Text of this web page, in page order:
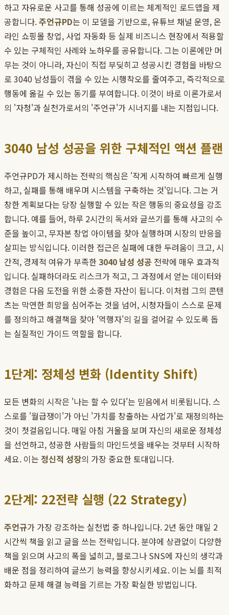
하고 자유로운 사고를 통해 성공에 이르는 체계적인 로드맵을 제
공합니다.주언규PD는 이 모델을 기반으로, 유튜브 채널 운영, 온
라인 쇼핑몰 창업, 사업 자동화 등 실제 비즈니스 현장에서 적용할
수 있는 구체적인 사례와 노하우를 공유합니다. 그는 이론에만 머
무는 것이 아니라, 자신이 직접 부딪히고 성공시킨 경험을 바탕으
로 3040 남성들이 겪을 수 있는 시행착오를 줄여주고, 즉각적으로
행동에 옮길 수 있는 동기를 부여합니다. 이것이 바로 이론가로서
의 '자청'과 실천가로서의 '주언규'가 시너지를 내는 지점입니다.
3040 남성 성공을 위한 구체적인 액션 플랜
주언규PD가 제시하는 전략의 핵심은 '작게 시작하여 빠르게 실행
하고, 실패를 통해 배우며 시스템을 구축하는 것'입니다. 그는 거
창한 계획보다는 당장 실행할 수 있는 작은 행동의 중요성을 강조
합니다. 예를 들어, 하루 2시간의 독서와 글쓰기를 통해 사고의 수
준을 높이고, 무자본 창업 아이템을 찾아 실행하며 시장의 반응을
살피는 방식입니다. 이러한 접근은 실패에 대한 두려움이 크고, 시
간적, 경제적 여유가 부족한3040 남성 성공 전략에 매우 효과적
입니다. 실패하더라도 리스크가 적고, 그 과정에서 얻는 데이터와
경험은 다음 도전을 위한 소중한 자산이 됩니다. 이처럼 그의 콘텐
츠는 막연한 희망을 심어주는 것을 넘어, 시청자들이 스스로 문제
를 정의하고 해결책을 찾아 '역행자'의 길을 걸어갈 수 있도록 돕
는 실질적인 가이드 역할을 합니다.
1단계: 정체성 변화 (Identity Shift)
모든 변화의 시작은 '나는 할 수 있다'는 믿음에서 비롯됩니다. 스
스로를 '월급쟁이'가 아닌 '가치를 창출하는 사업가'로 재정의하는
것이 첫걸음입니다. 매일 아침 거울을 보며 자신의 새로운 정체성
을 선언하고, 성공한 사람들의 마인드셋을 배우는 것부터 시작하
세요. 이는 정신적 성장의 가장 중요한 토대입니다.
2단계: 22전략 실행 (22 Strategy)
주언규가 가장 강조하는 실천법 중 하나입니다. 2년 동안 매일 2
시간씩 책을 읽고 글을 쓰는 전략입니다. 분야에 상관없이 다양한
책을 읽으며 사고의 폭을 넓히고, 블로그나 SNS에 자신의 생각과
배운 점을 정리하여 글쓰기 능력을 향상시키세요. 이는 뇌를 최적
화하고 문제 해결 능력을 기르는 가장 확실한 방법입니다.